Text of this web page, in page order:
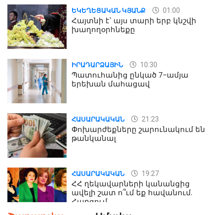
ԵԿԵՂԵՑԱԿԱՆ ԿՅԱՆՔ 01:00
Հայտնի է՝ այս տարի երբ կնշվի
խաղողօրհնեքը
ԻՐԱԴԱՐՁԱՅԻՆ 10:30
Պատուհանից ընկած 7-ամյա
երեխան մահացավ
ՀԱՍԱՐԱԿԱԿԱՆ 21:23
Փոխարժեքները շարունակում են
թանկանալ
ՀԱՍԱՐԱԿԱԿԱՆ 19:27
ՀՀ ղեկավարների կանանցից
ավելի շատ ո՞ւմ եք հավանում.
Հարցում